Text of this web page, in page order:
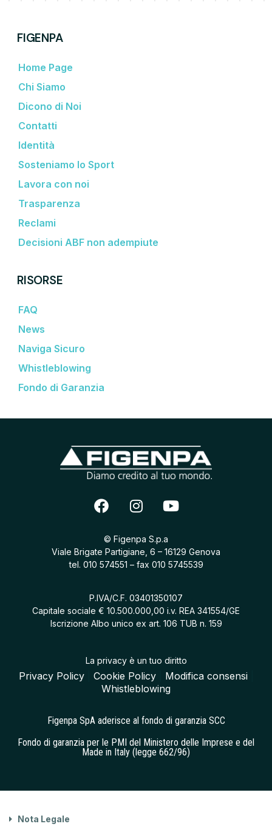
FIGENPA
Home Page
Chi Siamo
Dicono di Noi
Contatti
Identità
Sosteniamo lo Sport
Lavora con noi
Trasparenza
Reclami
Decisioni ABF non adempiute
RISORSE
FAQ
News
Naviga Sicuro
Whistleblowing
Fondo di Garanzia
© Figenpa S.p.a
Viale Brigate Partigiane, 6 – 16129 Genova
tel. 010 574551 – fax 010 5745539
P.IVA/C.F. 03401350107
Capitale sociale € 10.500.000,00 i.v. REA 341554/GE
Iscrizione Albo unico ex art. 106 TUB n. 159
La privacy è un tuo diritto
Privacy Policy| Cookie Policy| Modifica consensi|
Whistleblowing
Figenpa SpA aderisce al fondo di garanzia SCC
Fondo di garanzia per le PMI del Ministero delle Imprese e del
Made in Italy (legge 662/96)
Nota Legale